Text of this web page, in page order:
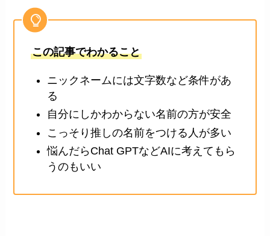
この記事でわかること
ニックネームには文字数など条件があ
る
自分にしかわからない名前の方が安全
こっそり推しの名前をつける人が多い
悩んだらChat GPTなどAIに考えてもら
うのもいい